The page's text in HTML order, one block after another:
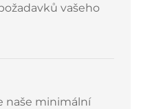
vašeho
naše minimální